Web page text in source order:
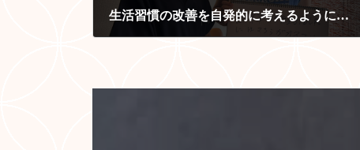
生活習慣の改善を自発的に考えるようになりました